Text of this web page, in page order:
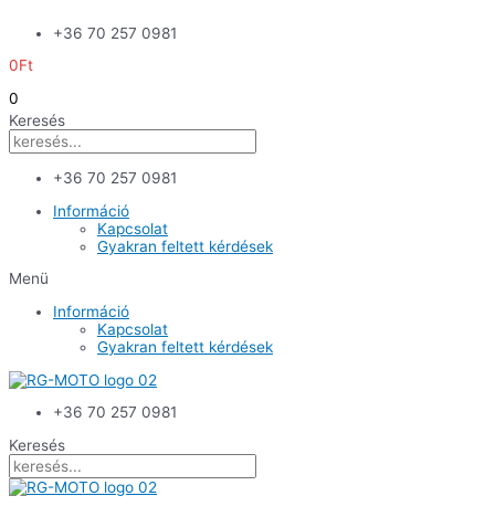
+36 70 257 0981
0Ft
0
Keresés
+36 70 257 0981
Információ
Kapcsolat
Gyakran feltett kérdések
Menü
Információ
Kapcsolat
Gyakran feltett kérdések
+36 70 257 0981
Keresés